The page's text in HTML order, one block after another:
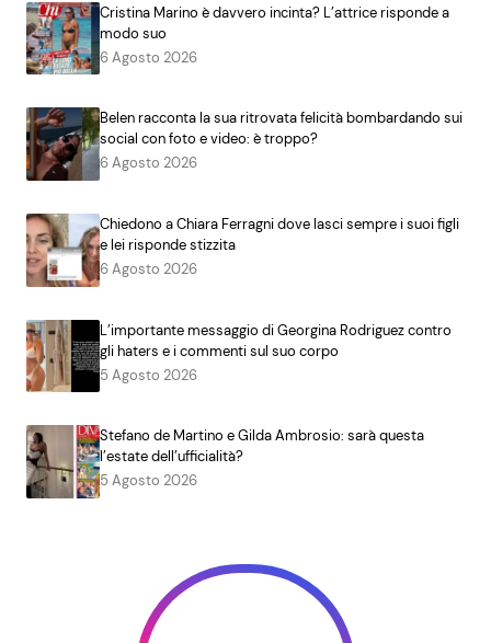
Cristina Marino è davvero incinta? L’attrice risponde a
modo suo
6 Agosto 2026
Belen racconta la sua ritrovata felicità bombardando sui
social con foto e video: è troppo?
6 Agosto 2026
Chiedono a Chiara Ferragni dove lasci sempre i suoi figli
e lei risponde stizzita
6 Agosto 2026
L’importante messaggio di Georgina Rodriguez contro
gli haters e i commenti sul suo corpo
5 Agosto 2026
Stefano de Martino e Gilda Ambrosio: sarà questa
l’estate dell’ufficialità?
5 Agosto 2026